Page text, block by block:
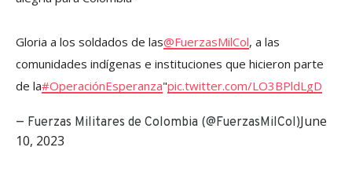
Gloria a los soldados de las@FuerzasMilCol, a las
comunidades indígenas e instituciones que hicieron parte
de la#OperaciónEsperanza"pic.twitter.com/LO3BPldLgD
— Fuerzas Militares de Colombia (@FuerzasMilCol)June
10, 2023